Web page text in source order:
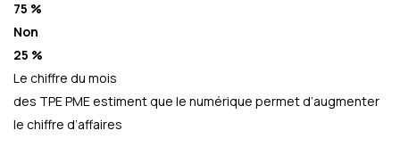
75 %
Non
25 %
Le chiffre du mois
des TPE PME estiment que le numérique permet d’augmenter
le chiffre d’affaires